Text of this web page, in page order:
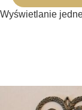
Wyświetlanie